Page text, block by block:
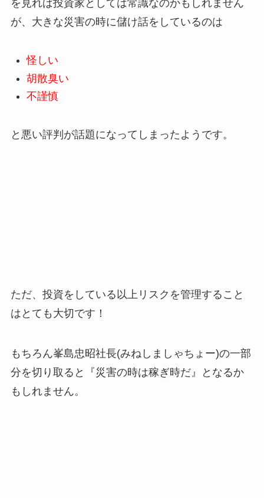
を見れば投資家としては常識なのかもしれません
が、大きな災害の時に儲け話をしているのは
怪しい
胡散臭い
不謹慎
と悪い評判が話題になってしまったようです。
ただ、投資をしている以上リスクを管理すること
はとても大切です！
もちろん峯島忠昭社長(みねしましゃちょー)の一部
分を切り取ると『災害の時は稼ぎ時だ』となるか
もしれません。